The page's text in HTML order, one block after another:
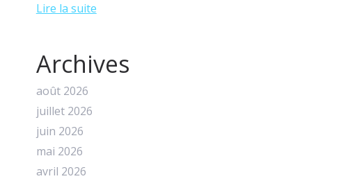
Lire la suite
Archives
août 2026
juillet 2026
juin 2026
mai 2026
avril 2026